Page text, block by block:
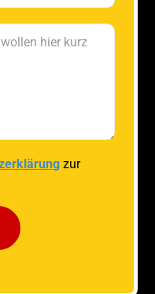
zur